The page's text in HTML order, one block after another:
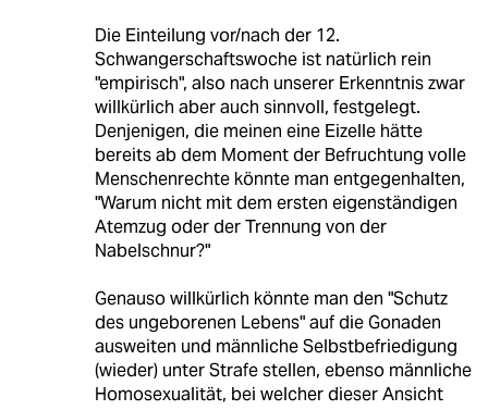
Die Einteilung vor/nach der 12.
Schwangerschaftswoche ist natürlich rein
"empirisch", also nach unserer Erkenntnis zwar
willkürlich aber auch sinnvoll, festgelegt.
Denjenigen, die meinen eine Eizelle hätte
bereits ab dem Moment der Befruchtung volle
Menschenrechte könnte man entgegenhalten,
"Warum nicht mit dem ersten eigenständigen
Atemzug oder der Trennung von der
Nabelschnur?"
Genauso willkürlich könnte man den "Schutz
des ungeborenen Lebens" auf die Gonaden
ausweiten und männliche Selbstbefriedigung
(wieder) unter Strafe stellen, ebenso männliche
Homosexualität, bei welcher dieser Ansicht